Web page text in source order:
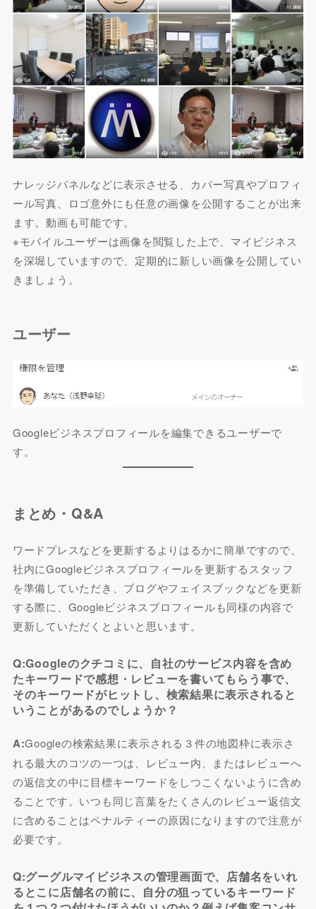
ナレッジパネルなどに表示させる、カバー写真やプロフィ
ール写真、ロゴ意外にも任意の画像を公開することが出来
ます。動画も可能です。
※モバイルユーザーは画像を閲覧した上で、マイビジネス
を深堀していますので、定期的に新しい画像を公開してい
きましょう。
ユーザー
Googleビジネスプロフィールを編集できるユーザーで
す。
まとめ・Q&A
ワードプレスなどを更新するよりはるかに簡単ですので、
社内にGoogleビジネスプロフィールを更新するスタッフ
を準備していただき、ブログやフェイスブックなどを更新
する際に、Googleビジネスプロフィールも同様の内容で
更新していただくとよいと思います。
Q:Googleのクチコミに、自社のサービス内容を含め
たキーワードで感想・レビューを書いてもらう事で、
そのキーワードがヒットし、検索結果に表示されると
いうことがあるのでしょうか？
A:Googleの検索結果に表示される３件の地図枠に表示さ
れる最大のコツの一つは、レビュー内、またはレビューへ
の返信文の中に目標キーワードをしつこくないように含め
ることです。いつも同じ言葉をたくさんのレビュー返信文
に含めることはペナルティーの原因になりますので注意が
必要です。
Q:グーグルマイビジネスの管理画面で、店舗名をいれ
るとこに店舗名の前に、自分の狙っているキーワード